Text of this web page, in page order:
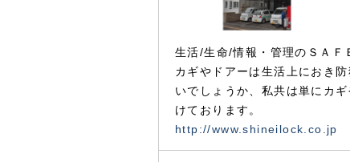
生活/生命/情報・管理のＳＡＦ
カギやドアーは生活上におき
いでしょうか、私共は単にカ
けております。
http://www.shineilock.co.jp